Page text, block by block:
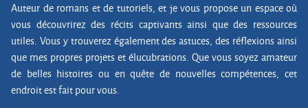
Auteur de romans et de tutoriels, et je vous propose un espace où
vous découvrirez des récits captivants ainsi que des ressources
utiles. Vous y trouverez également des astuces, des réflexions ainsi
que mes propres projets et élucubrations. Que vous soyez amateur
de belles histoires ou en quête de nouvelles compétences, cet
endroit est fait pour vous.